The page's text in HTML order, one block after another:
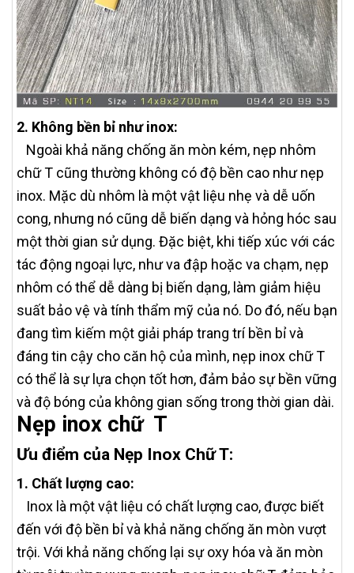
2. Không bền bỉ như inox:
Ngoài khả năng chống ăn mòn kém, nẹp nhôm
chữ T cũng thường không có độ bền cao như nẹp
inox. Mặc dù nhôm là một vật liệu nhẹ và dễ uốn
cong, nhưng nó cũng dễ biến dạng và hỏng hóc sau
một thời gian sử dụng. Đặc biệt, khi tiếp xúc với các
tác động ngoại lực, như va đập hoặc va chạm, nẹp
nhôm có thể dễ dàng bị biến dạng, làm giảm hiệu
suất bảo vệ và tính thẩm mỹ của nó. Do đó, nếu bạn
đang tìm kiếm một giải pháp trang trí bền bỉ và
đáng tin cậy cho căn hộ của mình, nẹp inox chữ T
có thể là sự lựa chọn tốt hơn, đảm bảo sự bền vững
và độ bóng của không gian sống trong thời gian dài.
Nẹp inox chữ T
Ưu điểm của Nẹp Inox Chữ T:
1. Chất lượng cao:
Inox là một vật liệu có chất lượng cao, được biết
đến với độ bền bỉ và khả năng chống ăn mòn vượt
trội. Với khả năng chống lại sự oxy hóa và ăn mòn